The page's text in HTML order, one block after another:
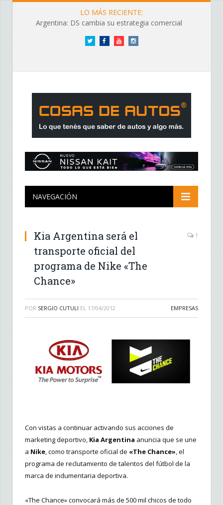
LO MÁS RECIENTE:
Argentina: DS cambia su estrategia comercial
Twitter FacebookYouTubeInstagram
NAVEGACIÓN
Kia Argentina será el
transporte oficial del
programa de Nike «The
Chance»
1
POR SERGIO CUTULI EL 17/04/2012 EMPRESAS
Con vistas a continuar activando sus acciones de
marketing deportivo, Kia Argentina anuncia que se une
a Nike, como transporte oficial de «The Chance», el
programa de reclutamiento de talentos del fútbol de la
marca de indumentaria deportiva.
«The Chance» convocará más de 500 mil chicos de todo